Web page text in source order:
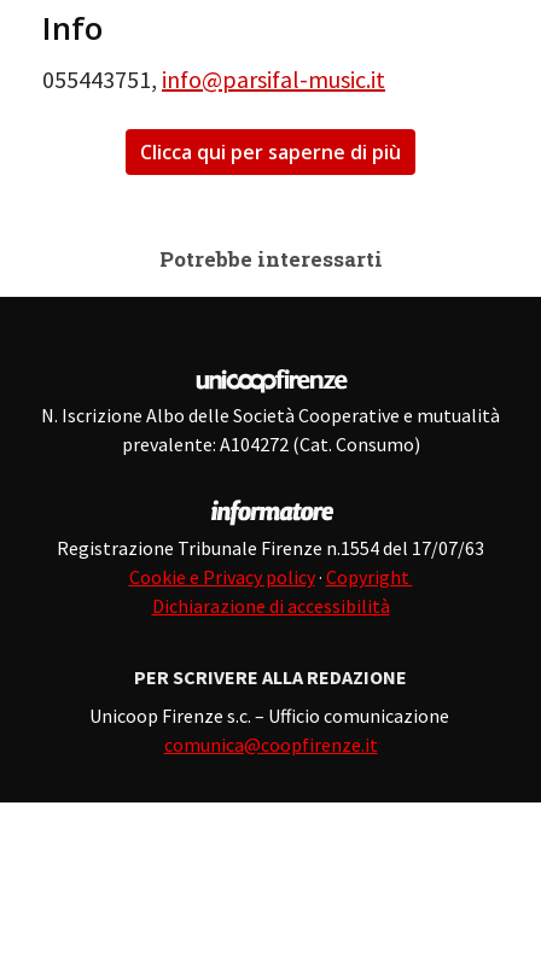
Info
055443751, info@parsifal-music.it
Clicca qui per saperne di più
Potrebbe interessarti
N. Iscrizione Albo delle Società Cooperative e mutualità
prevalente: A104272 (Cat. Consumo)
Registrazione Tribunale Firenze n.1554 del 17/07/63
Cookie e Privacy policy· Copyright
Dichiarazione di accessibilità
PER SCRIVERE ALLA REDAZIONE
Unicoop Firenze s.c. – Ufficio comunicazione
comunica@coopfirenze.it